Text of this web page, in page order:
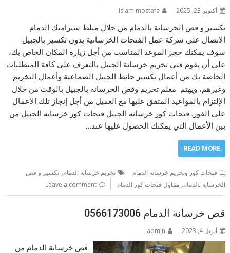
أكتوبر 23, 2025 Islam mostafa
تكسير و قص الخرسانة بالدمام من خلال مبلط سيراميك الدمام
الاتصال على شركة عمل الفتحات الخرسانية بدون تكسير بالجبيل
سوف يمكنك حجز الموعد المناسب من أجل زيارة المكان الخاص بك،
على أن يقوم فني تخريم خرسانة الجبيل بالتعرف على كافة المتطلبات
الخاصة بك من أعمال تكسير حائط الجبيل الصماعية وأعمال التخريم
وغيرهم، ويهتم معلم تخريم وقص الخرسانه بالجبيل بالوقت من خلال
الإلتزام بالمواعيد المتفق عليها مع العميل من أجل إنجاز تلك الأعمال
على الفور. فتحات كور خرسانه الجبيل فتحات كور خرسانه الجبيل من
بين الأعمال التي يمكنك الحصول عليها عند…
READ MORE
فتحات كور وتخريم خرسانه الدمام تخريم خرسانة الدمام,تكسير و قص
الخرسانة بالدمام,مقاول فتحات كور الدمام Leave a comment
قص خرسانة الدمام 0566173006
أبريل 4, 2023 admin
قص خرسانة الدمام من